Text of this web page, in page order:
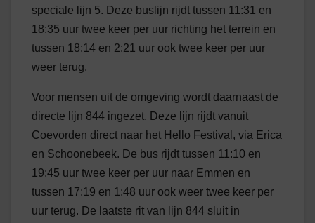
speciale lijn 5. Deze buslijn rijdt tussen 11:31 en
18:35 uur twee keer per uur richting het terrein en
tussen 18:14 en 2:21 uur ook twee keer per uur
weer terug.
Voor mensen uit de omgeving wordt daarnaast de
directe lijn 844 ingezet. Deze lijn rijdt vanuit
Coevorden direct naar het Hello Festival, via Erica
en Schoonebeek. De bus rijdt tussen 11:10 en
19:45 uur twee keer per uur naar Emmen en
tussen 17:19 en 1:48 uur ook weer twee keer per
uur terug. De laatste rit van lijn 844 sluit in